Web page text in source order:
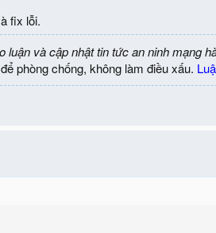
fix lỗi.
luận và cập nhật tin tức an ninh mạng
phòng chống, không làm điều xấu.